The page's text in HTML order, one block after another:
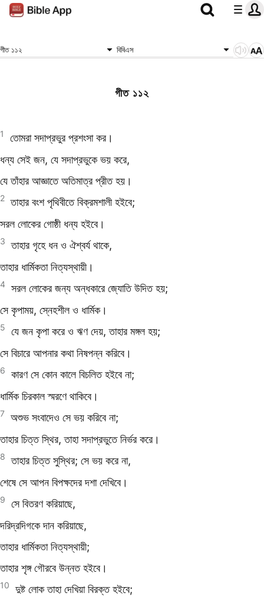
গীত ১১২ বিবিএস
গীত ১১২
1
তোমরা সদাপ্রভুর প্রশংসা কর।
ধন্য সেই জন, যে সদাপ্রভুকে ভয় করে,
যে তাঁহার আজ্ঞাতে অতিমাত্র প্রীত হয়।
2 তাহার বংশ পৃথিবীতে বিক্রমশালী হইবে;
সরল লোকের গোষ্ঠী ধন্য হইবে।
3 তাহার গৃহে ধন ও ঐশ্বর্য থাকে,
তাহার ধার্মিকতা নিত্যস্থায়ী।
4
সরল লোকের জন্য অন্ধকারে জ্যোতি উদিত হয়;
সে কৃপাময়, স্নেহশীল ও ধার্মিক।
5
যে জন কৃপা করে ও ঋণ দেয়, তাহার মঙ্গল হয়;
সে বিচারে আপনার কথা নিষপন্ন করিবে।
6
কারণ সে কোন কালে বিচলিত হইবে না;
ধার্মিক চিরকাল স্মরণে থাকিবে।
7 অশুভ সংবাদেও সে ভয় করিবে না;
তাহার চিত্ত স্থির, তাহা সদাপ্রভুতে নির্ভর করে।
8 তাহার চিত্ত সুস্থির; সে ভয় করে না,
শেষে সে আপন বিপক্ষদের দশা দেখিবে।
9
সে বিতরণ করিয়াছে,
দরিদ্রদিগকে দান করিয়াছে,
তাহার ধার্মিকতা নিত্যস্থায়ী;
তাহার শৃঙ্গ গৌরবে উন্নত হইবে।
10
দুষ্ট লোক তাহা দেখিয়া বিরক্ত হইবে;